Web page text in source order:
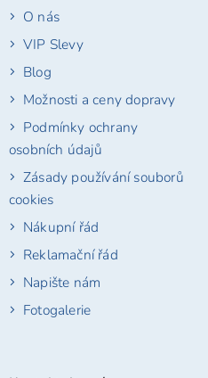
O nás
VIP Slevy
Blog
Možnosti a ceny dopravy
Podmínky ochrany
osobních údajů
Zásady používání souborů
cookies
Nákupní řád
Reklamační řád
Napište nám
Fotogalerie